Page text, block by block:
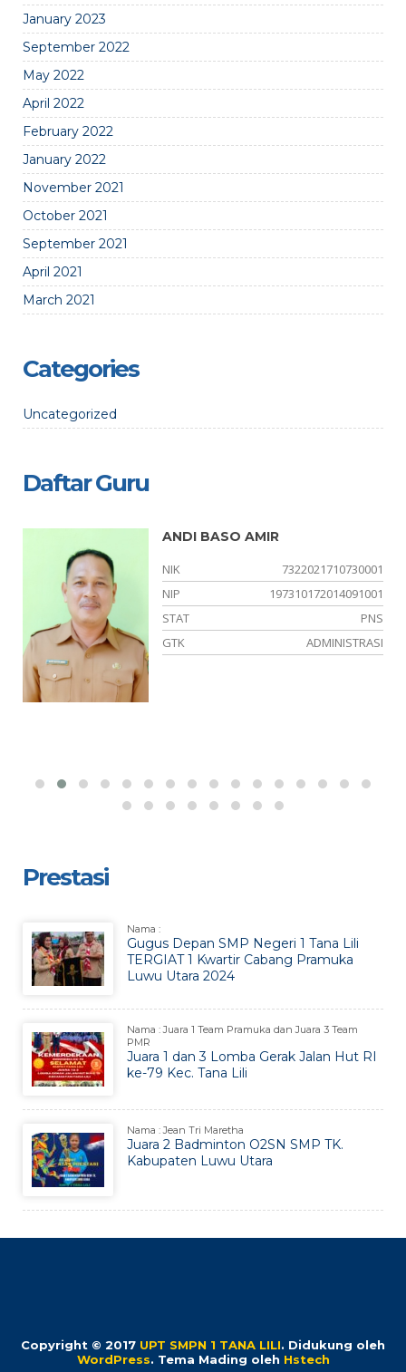
January 2023
September 2022
May 2022
April 2022
February 2022
January 2022
November 2021
October 2021
September 2021
April 2021
March 2021
Categories
Uncategorized
Daftar Guru
ANDI BASO AMIR
NIK
7322021710730001
NIP
197310172014091001
STAT
PNS
GTK
ADMINISTRASI
Prestasi
Nama :
Gugus Depan SMP Negeri 1 Tana Lili
TERGIAT 1 Kwartir Cabang Pramuka
Luwu Utara 2024
Nama : Juara 1 Team Pramuka dan Juara 3 Team
PMR
Juara 1 dan 3 Lomba Gerak Jalan Hut RI
ke-79 Kec. Tana Lili
Nama : Jean Tri Maretha
Juara 2 Badminton O2SN SMP TK.
Kabupaten Luwu Utara
Copyright © 2017 UPT SMPN 1 TANA LILI. Didukung oleh
WordPress. Tema Mading oleh Hstech